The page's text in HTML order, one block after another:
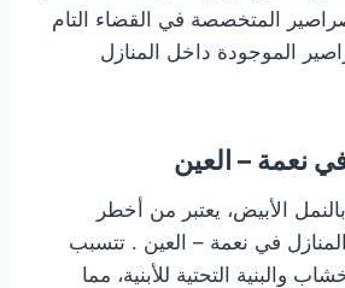
المتخصصة في القضاء التام
الموجودة داخل المنازل
نعمة – العين
الأبيض، يعتبر من أخطر
في نعمة – العين . تتسبب
والبنية التحتية للأبنية، مما